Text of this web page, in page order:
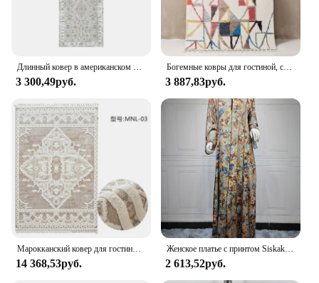
3 300,49руб.
Богемные ковры для гостиной, скандинавский марокканский спальня, Нескользящие коврики, этнические коврики с кисточками, мягкие большие домашние украшения, Alfombra
3 887,83руб.
14 368,53руб.
Женское платье с принтом Siskakia, длинное платье в арабском и мусульманском стиле, кафтан в марокканском стиле, одежда в турецком и африканском стиле
2 613,52руб.